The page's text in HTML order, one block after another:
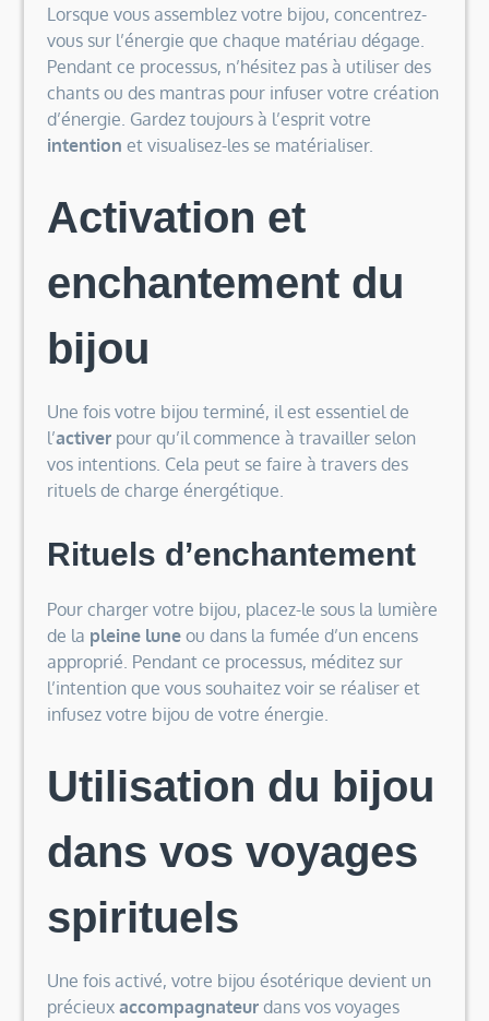
Lorsque vous assemblez votre bijou, concentrez-
vous sur l’énergie que chaque matériau dégage.
Pendant ce processus, n’hésitez pas à utiliser des
chants ou des mantras pour infuser votre création
d’énergie. Gardez toujours à l’esprit votre
intention et visualisez-les se matérialiser.
Activation et
enchantement du
bijou
Une fois votre bijou terminé, il est essentiel de
l’activerpour qu’il commence à travailler selon
vos intentions. Cela peut se faire à travers des
rituels de charge énergétique.
Rituels d’enchantement
Pour charger votre bijou, placez-le sous la lumière
de la pleine luneou dans la fumée d’un encens
approprié. Pendant ce processus, méditez sur
l’intention que vous souhaitez voir se réaliser et
infusez votre bijou de votre énergie.
Utilisation du bijou
dans vos voyages
spirituels
Une fois activé, votre bijou ésotérique devient un
précieux accompagnateurdans vos voyages